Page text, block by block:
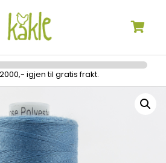
igjen til gratis frakt.